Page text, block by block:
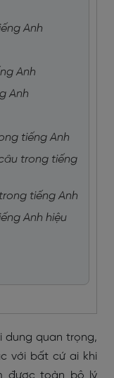
Anh
Anh
Anh
tiếng Anh
trong tiếng
tiếng Anh
Anh hiệu
dung quan trọng,
với bất cứ ai khi
được toàn bộ lý